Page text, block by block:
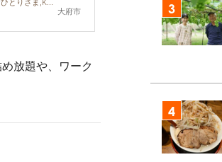
大府市
放題や、ワーク